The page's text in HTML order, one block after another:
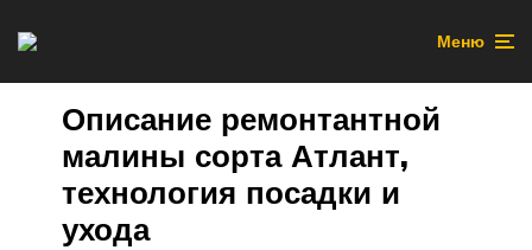
Меню
Описание ремонтантной
малины сорта Атлант,
технология посадки и
ухода